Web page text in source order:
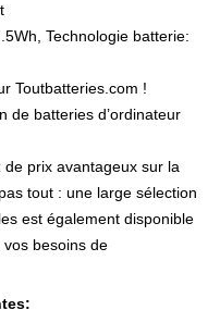
Technologie batterie:
Toutbatteries.com !
de batteries d’ordinateur
prix avantageux sur la
tout : une large sélection
est également disponible
besoins de